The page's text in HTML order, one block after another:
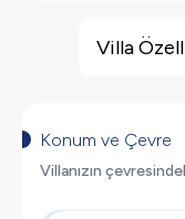
Barbekü
Korunaklı Havuz
Saç Kurutma
Villa
Konum ve Çevre
Villanızın